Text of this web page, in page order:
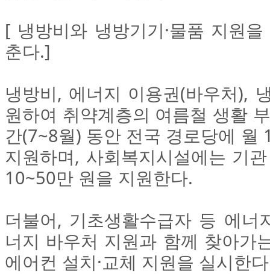
[ 냉방비와 냉방기기·물품 지원
춘다.]
냉방비, 에너지 이용권(바우처),
원하여 취약계층의 여름철 생활
간(7~8월) 동안 전국 경로당에 월
지원하며, 사회복지시설에는 기
10~50만 원을 지원한다.
더불어, 기초생활수급자 등 에너
너지 바우처 지원과 함께 찾아가
에어컨 설치·교체 지원을 실시한